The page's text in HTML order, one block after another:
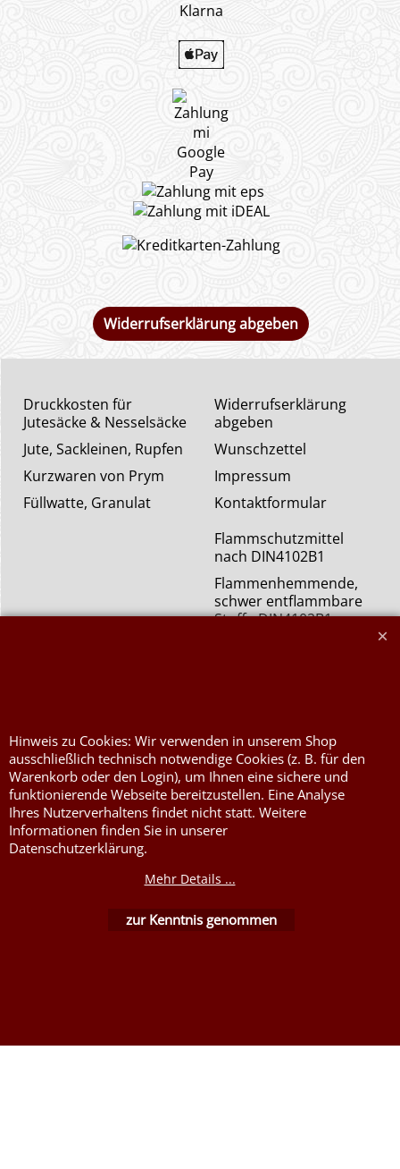
Widerrufserklärung abgeben
Widerrufserklärung
abgeben
Wunschzettel
Impressum
Kontaktformular
Druckkosten für
Jutesäcke & Nesselsäcke
Jute, Sackleinen, Rupfen
Kurzwaren von Prym
Füllwatte, Granulat
Flammschutzmittel
nach DIN4102B1
Flammenhemmende,
schwer entflammbare
Stoffe DIN4102B1
WebShop erstellt mit ShopFactory Shop Software.
Hinweis zu Cookies: Wir verwenden in unserem Shop
ausschließlich technisch notwendige Cookies (z. B. für den
Warenkorb oder den Login), um Ihnen eine sichere und
funktionierende Webseite bereitzustellen. Eine Analyse
Ihres Nutzerverhaltens findet nicht statt. Weitere
Informationen finden Sie in unserer
Datenschutzerklärung.
Mehr Details ...
zur Kenntnis genommen